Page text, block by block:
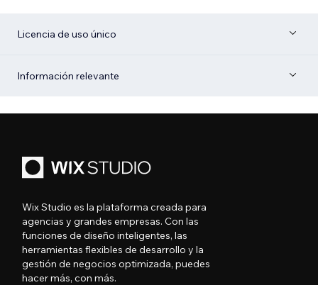
Licencia de uso único
Información relevante
Wix Studio es la plataforma creada para
agencias y grandes empresas. Con las
funciones de diseño inteligentes, las
herramientas flexibles de desarrollo y la
gestión de negocios optimizada, puedes
hacer más, con más.